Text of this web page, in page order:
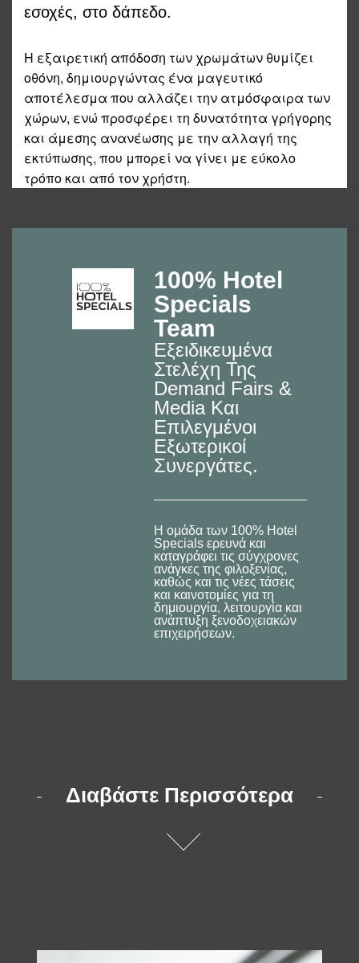
εσοχές, στο δάπεδο.
Η εξαιρετική απόδοση των χρωμάτων θυμίζει
οθόνη, δημιουργώντας ένα μαγευτικό
αποτέλεσμα που αλλάζει την ατμόσφαιρα των
χώρων, ενώ προσφέρει τη δυνατότητα γρήγορης
και άμεσης ανανέωσης με την αλλαγή της
εκτύπωσης, που μπορεί να γίνει με εύκολο
τρόπο και από τον χρήστη.
100% Hotel
Specials
Team
Εξειδικευμένα
Στελέχη Της
Demand Fairs &
Media Και
Επιλεγμένοι
Εξωτερικοί
Συνεργάτες.
Η ομάδα των 100% Hotel
Specials ερευνά και
καταγράφει τις σύγχρονες
ανάγκες της φιλοξενίας,
καθώς και τις νέες τάσεις
και καινοτομίες για τη
δημιουργία, λειτουργία και
ανάπτυξη ξενοδοχειακών
επιχειρήσεων.
Διαβάστε Περισσότερα